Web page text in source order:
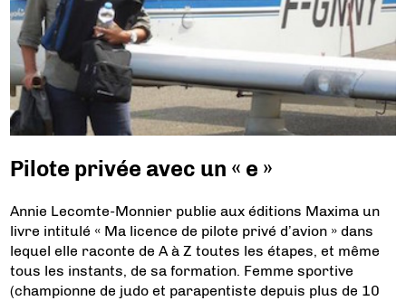
Pilote privée avec un « e »
Annie Lecomte-Monnier publie aux éditions Maxima un
livre intitulé « Ma licence de pilote privé d’avion » dans
lequel elle raconte de A à Z toutes les étapes, et même
tous les instants, de sa formation. Femme sportive
(championne de judo et parapentiste depuis plus de 10